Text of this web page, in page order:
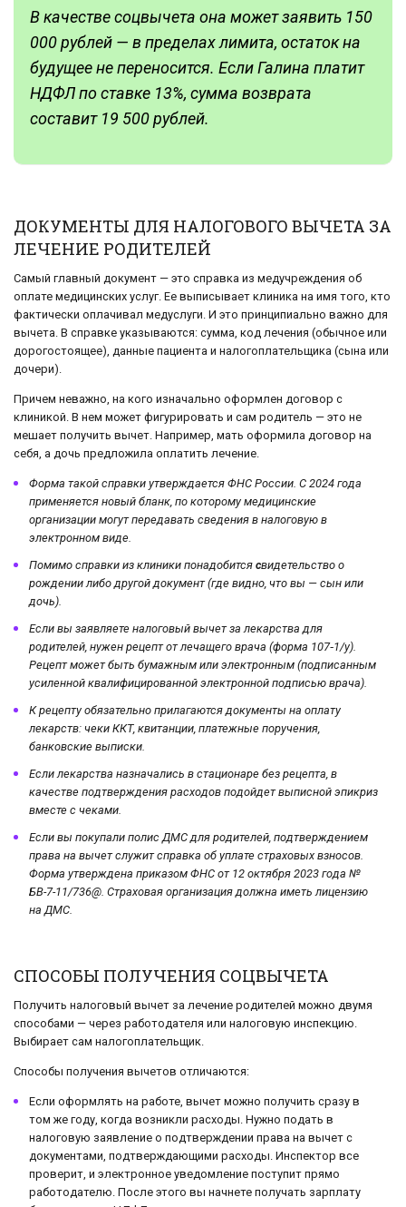
В качестве соцвычета она может заявить 150
000 рублей — в пределах лимита, остаток на
будущее не переносится. Если Галина платит
НДФЛ по ставке 13%, сумма возврата
составит 19 500 рублей.
ДОКУМЕНТЫ ДЛЯ НАЛОГОВОГО ВЫЧЕТА ЗА
ЛЕЧЕНИЕ РОДИТЕЛЕЙ
Самый главный документ — это справка из медучреждения об
оплате медицинских услуг. Ее выписывает клиника на имя того, кто
фактически оплачивал медуслуги. И это принципиально важно для
вычета. В справке указываются: сумма, код лечения (обычное или
дорогостоящее), данные пациента и налогоплательщика (сына или
дочери).
Причем неважно, на кого изначально оформлен договор с
клиникой. В нем может фигурировать и сам родитель — это не
мешает получить вычет. Например, мать оформила договор на
себя, а дочь предложила оплатить лечение.
Форма такой справки утверждается ФНС России. С 2024 года
применяется новый бланк, по которому медицинские
организации могут передавать сведения в налоговую в
электронном виде.
Помимо справки из клиники понадобится свидетельство о
рождении либо другой документ (где видно, что вы — сын или
дочь).
Если вы заявляете налоговый вычет за лекарства для
родителей, нужен рецепт от лечащего врача (форма 107‑1/у).
Рецепт может быть бумажным или электронным (подписанным
усиленной квалифицированной электронной подписью врача).
К рецепту обязательно прилагаются документы на оплату
лекарств: чеки ККТ, квитанции, платежные поручения,
банковские выписки.
Если лекарства назначались в стационаре без рецепта, в
качестве подтверждения расходов подойдет выписной эпикриз
вместе с чеками.
Если вы покупали полис ДМС для родителей, подтверждением
права на вычет служит справка об уплате страховых взносов.
Форма утверждена приказом ФНС от 12 октября 2023 года №
БВ-7-11/736@. Страховая организация должна иметь лицензию
на ДМС.
СПОСОБЫ ПОЛУЧЕНИЯ СОЦВЫЧЕТА
Получить налоговый вычет за лечение родителей можно двумя
способами — через работодателя или налоговую инспекцию.
Выбирает сам налогоплательщик.
Способы получения вычетов отличаются:
Если оформлять на работе, вычет можно получить сразу в
том же году, когда возникли расходы. Нужно подать в
налоговую заявление о подтверждении права на вычет с
документами, подтверждающими расходы. Инспектор все
проверит, и электронное уведомление поступит прямо
работодателю. После этого вы начнете получать зарплату